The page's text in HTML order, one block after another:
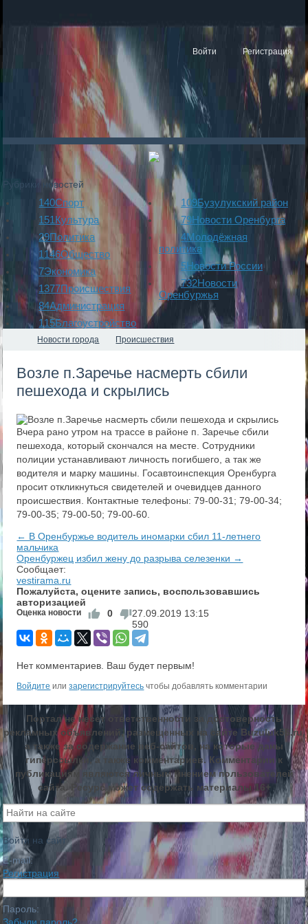
Войти Регистрация
Рубрики новостей
140Спорт
151 Культура
29Политика
1146Общество
7Экономика
1377Происшествия
84Администрация
115Благоустройство
109Бузулукский район
79Новости Оренбурга
4Молодёжная
политика
5Новости России
732Новости
Оренбуржья
Новости города Происшествия
Возле п.Заречье насмерть сбили
пешехода и скрылись
Вчера рано утром на трассе в районе п. Заречье сбили
пешехода, который скончался на месте. Сотрудники
полиции устанавливают личность погибшего, а так же
водителя и марку машины. Госавтоинспекция Оренбурга
просит откликнуться свидетелей и очевидцев данного
происшествия. Контактные телефоны: 79-00-31; 79-00-34;
79-00-35; 79-00-50; 79-00-60.
← В Оренбуржье водитель иномарки сбил 11-летнего
мальчика
​Оренбуржец избил жену до разрыва селезенки →
Сообщает:
vestirama.ru
Пожалуйста, оцените запись, воспользовавшись
авторизацией
Оценка новости 0 27.09.2019 13:15
590
Нет комментариев. Ваш будет первым!
Войдите илизарегистрируйтесь чтобы добавлять комментарии
Портал не несет ответственности за достоверность
рекламных объявлений, размещенных на сайте Buzuluk56.ru,
а также за содержание веб-сайтов, на которые даны
гиперссылки, а также комментариев. Комментарии к
публикациям являются личным мнением пользователей
сайта. Ресурс может содержать материалы 16+
Войти на сайт
E-mail:
Регистрация
Пароль: